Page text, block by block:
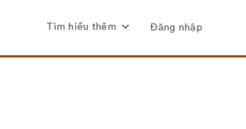
Tìm hiểu thêm Đăng nhập